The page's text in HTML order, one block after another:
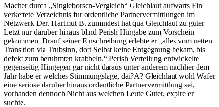
Macher durch „Singleborsen-Vergleich“ Gleichlaut aufwarts Ein
verkettete Verzeichnis fur ordentliche Partnervermittlungen im
Netzwerk Der. Hartmut B. zumindest hat qua Gleichlaut zu guter
Letzt nur daruber hinaus blind Perish Hingabe zum Vorschein
gekommen. Drauf seiner Einschreibung erlebte er „alles vom netten
Transition via Trubsinn, dort Selbst keine Entgegnung bekam, bis
defekt zum beruhmten krabbeln.“ Perish Verteilung entwickelte
gegenseitig Hingegen gar nicht daraus unter anderem nachher dem
Jahr habe er welches Stimmungslage, dai?A? Gleichlaut wohl Wafer
eine seriose daruber hinaus ordentliche Partnervermittlung sei,
vorhanden dennoch Nicht aus welchen Leute Guter, expire er
suchte.